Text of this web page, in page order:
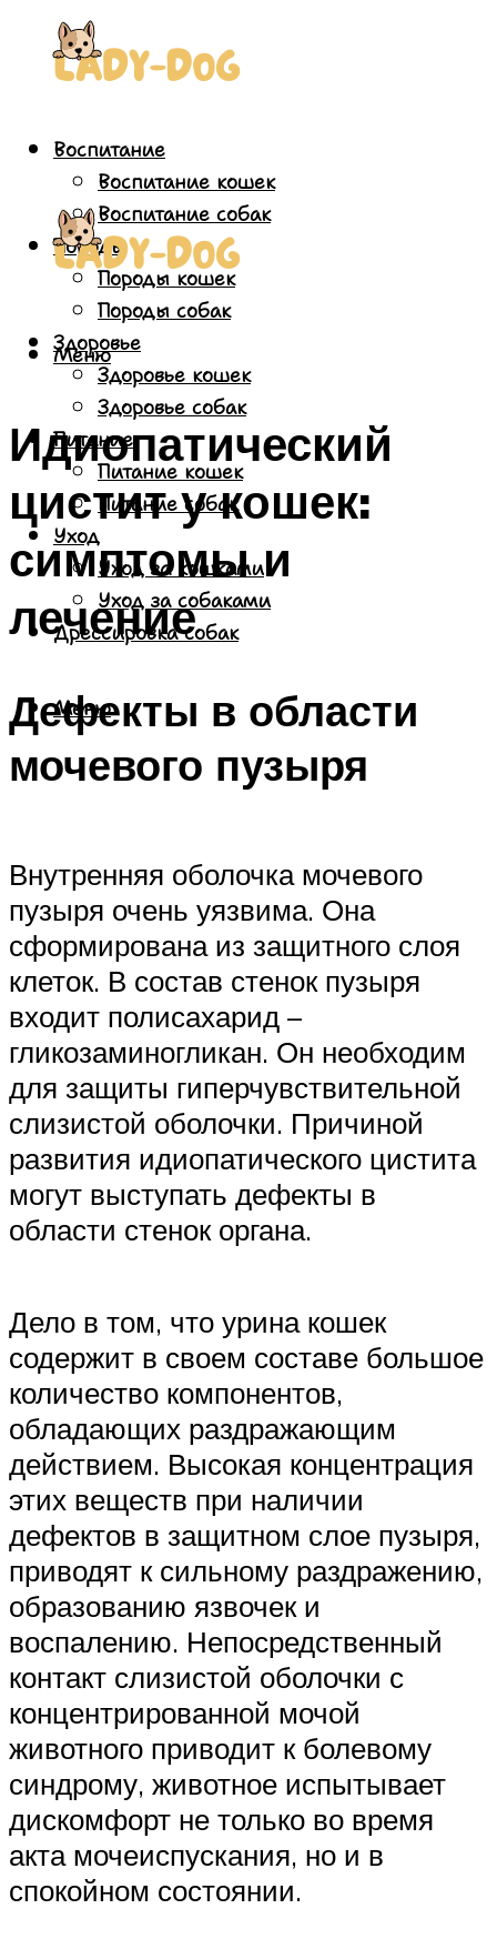
Воспитание
Воспитание кошек
Воспитание собак
Породы
Породы кошек
Породы собак
Здоровье
Здоровье кошек
Здоровье собак
Питание
Питание кошек
Питание собак
Уход
Уход за кошками
Уход за собаками
Дрессировка собак
Меню
Меню
Идиопатический
цистит у кошек:
симптомы и
лечение
Дефекты в области
мочевого пузыря
Внутренняя оболочка мочевого
пузыря очень уязвима. Она
сформирована из защитного слоя
клеток. В состав стенок пузыря
входит полисахарид –
гликозаминогликан. Он необходим
для защиты гиперчувствительной
слизистой оболочки. Причиной
развития идиопатического цистита
могут выступать дефекты в
области стенок органа.
Дело в том, что урина кошек
содержит в своем составе большое
количество компонентов,
обладающих раздражающим
действием. Высокая концентрация
этих веществ при наличии
дефектов в защитном слое пузыря,
приводят к сильному раздражению,
образованию язвочек и
воспалению. Непосредственный
контакт слизистой оболочки с
концентрированной мочой
животного приводит к болевому
синдрому, животное испытывает
дискомфорт не только во время
акта мочеиспускания, но и в
спокойном состоянии.